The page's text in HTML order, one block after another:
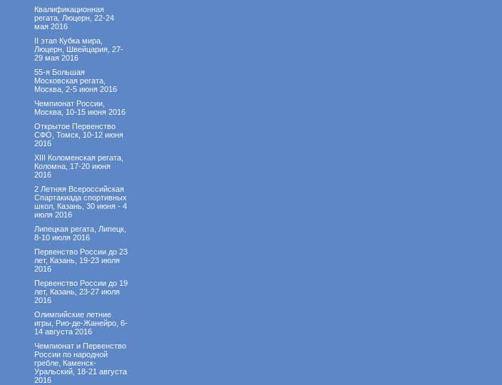
Квалификационная
регата, Люцерн, 22-24
мая 2016
II этап Кубка мира,
Люцерн, Швейцария, 27-
29 мая 2016
55-я Большая
Московская регата,
Москва, 2-5 июня 2016
Чемпионат России,
Москва, 10-15 июня 2016
Открытое Первенство
СФО, Томск, 10-12 июня
2016
XIII Коломенская регата,
Коломна, 17-20 июня
2016
2 Летняя Всероссийская
Спартакиада спортивных
школ, Казань, 30 июня - 4
июля 2016
Липецкая регата, Липецк,
8-10 июля 2016
Первенство России до 23
лет, Казань, 19-23 июля
2016
Первенство России до 19
лет, Казань, 23-27 июля
2016
Олимпийские летние
игры, Рио-де-Жанейро, 6-
14 августа 2016
Чемпионат и Первенство
России по народной
гребле, Каменск-
Уральский, 18-21 августа
2016